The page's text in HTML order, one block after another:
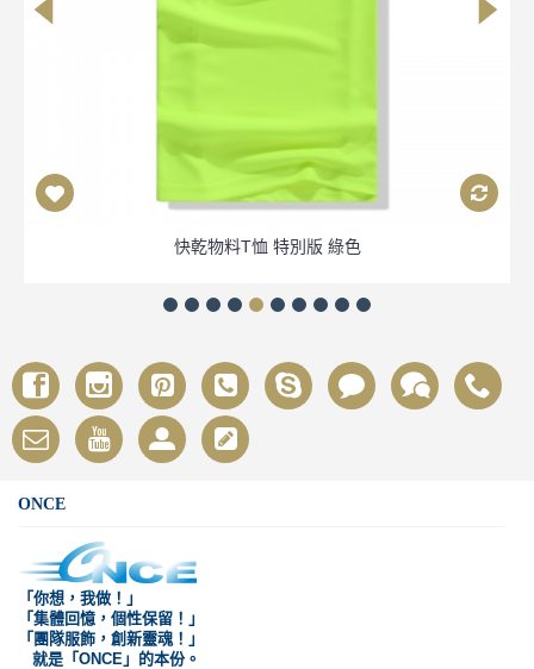
快乾物料T恤 特別版 綠色
ONCE
「你想，我做！」
「集體回憶，個性保留！」
「團隊服飾，創新靈魂！」
就是「ONCE」的本份。